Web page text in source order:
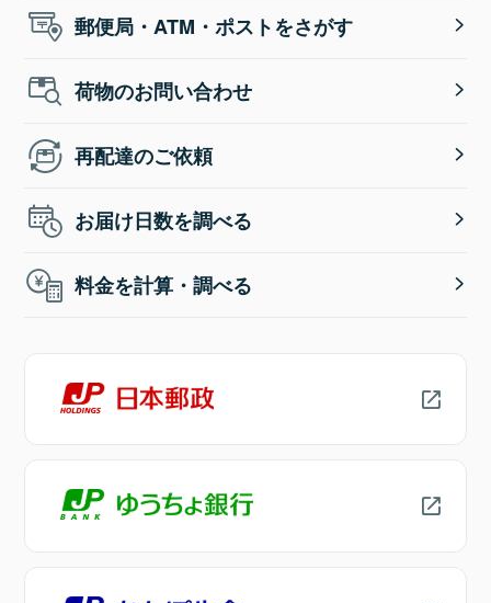
郵便局・ATM・ポストをさがす
荷物のお問い合わせ
再配達のご依頼
お届け日数を調べる
料金を計算・調べる